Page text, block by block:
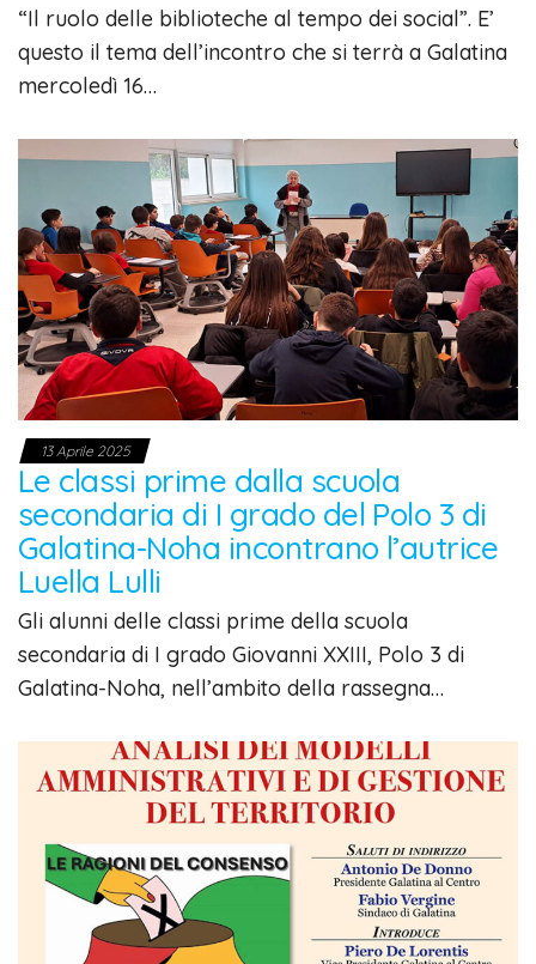
“Il ruolo delle biblioteche al tempo dei social”. E’
questo il tema dell’incontro che si terrà a Galatina
mercoledì 16…
13 Aprile 2025
Le classi prime dalla scuola
secondaria di I grado del Polo 3 di
Galatina-Noha incontrano l’autrice
Luella Lulli
Gli alunni delle classi prime della scuola
secondaria di I grado Giovanni XXIII, Polo 3 di
Galatina-Noha, nell’ambito della rassegna…